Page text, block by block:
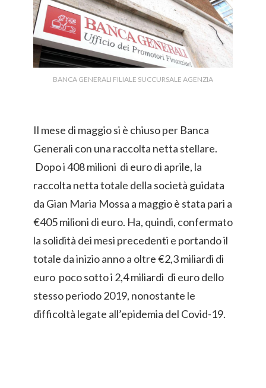
BANCA GENERALI FILIALE SUCCURSALE AGENZIA
Il mese di maggio si è chiuso per Banca
Generali con una raccolta netta stellare.
Dopo i 408 milioni di euro di aprile, la
raccolta netta totale della società guidata
da Gian Maria Mossa a maggio è stata pari a
€405 milioni di euro. Ha, quindi, confermato
la solidità dei mesi precedenti e portando il
totale da inizio anno a oltre €2,3 miliardi di
euro poco sotto i 2,4 miliardi di euro dello
stesso periodo 2019, nonostante le
difficoltà legate all’epidemia del Covid-19.